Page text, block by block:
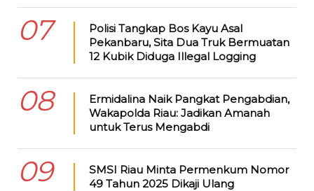
07
Polisi Tangkap Bos Kayu Asal
Pekanbaru, Sita Dua Truk Bermuatan
12 Kubik Diduga Illegal Logging
08
Ermidalina Naik Pangkat Pengabdian,
Wakapolda Riau: Jadikan Amanah
untuk Terus Mengabdi
09
SMSI Riau Minta Permenkum Nomor
49 Tahun 2025 Dikaji Ulang